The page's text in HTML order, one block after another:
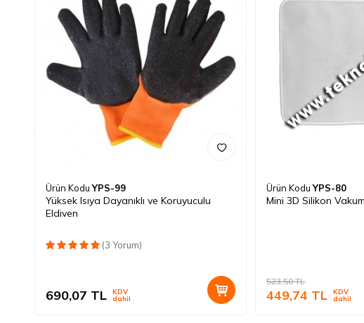
Ürün KoduYPS-99
Yüksek Isıya Dayanıklı ve Koruyuculu
Eldiven
(3 Yorum)
690,07 TL KDV
dahil
Ürün KoduYPS-80
Mini 3D Silikon
523,50TL
449,74 TL KDV
dahil